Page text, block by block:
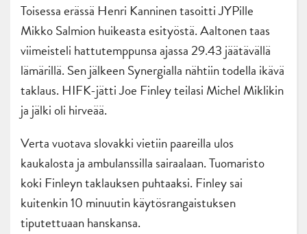
Toisessa erässä Henri Kanninen tasoitti JYPille
Mikko Salmion huikeasta esityöstä. Aaltonen taas
viimeisteli hattutemppunsa ajassa 29.43 jäätävällä
lämärillä. Sen jälkeen Synergialla nähtiin todella ikävä
taklaus. HIFK-jätti Joe Finley teilasi Michel Miklikin
ja jälki oli hirveää.
Verta vuotava slovakki vietiin paareilla ulos
kaukalosta ja ambulanssilla sairaalaan. Tuomaristo
koki Finleyn taklauksen puhtaaksi. Finley sai
kuitenkin 10 minuutin käytösrangaistuksen
tiputettuaan hanskansa.